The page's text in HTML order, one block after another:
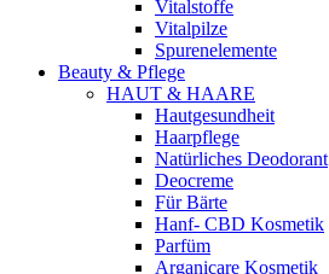
Vitalstoffe
Vitalpilze
Spurenelemente
Beauty & Pflege
HAUT & HAARE
Hautgesundheit
Haarpflege
Natürliches Deodorant
Deocreme
Für Bärte
Hanf- CBD Kosmetik
Parfüm
Arganicare Kosmetik